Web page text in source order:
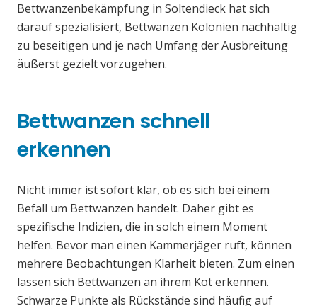
Bettwanzenbekämpfung in Soltendieck hat sich
darauf spezialisiert, Bettwanzen Kolonien nachhaltig
zu beseitigen und je nach Umfang der Ausbreitung
äußerst gezielt vorzugehen.
Bettwanzen schnell
erkennen
Nicht immer ist sofort klar, ob es sich bei einem
Befall um Bettwanzen handelt. Daher gibt es
spezifische Indizien, die in solch einem Moment
helfen. Bevor man einen Kammerjäger ruft, können
mehrere Beobachtungen Klarheit bieten. Zum einen
lassen sich Bettwanzen an ihrem Kot erkennen.
Schwarze Punkte als Rückstände sind häufig auf